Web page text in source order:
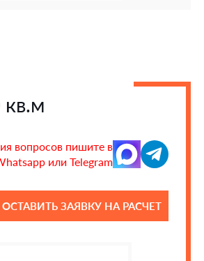
кв.м
вопросов пишите в
или Telegram
ОСТАВИТЬ ЗАЯВКУ НА РАСЧЕТ